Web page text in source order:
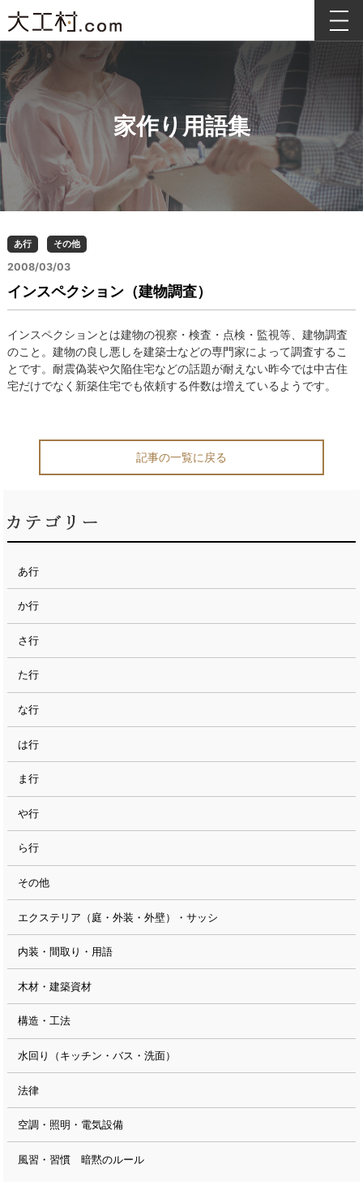
家作り用語集
あ行 その他
2008/03/03
インスペクション（建物調査）
インスペクションとは建物の視察・検査・点検・監視等、建物調査
のこと。建物の良し悪しを建築士などの専門家によって調査するこ
とです。耐震偽装や欠陥住宅などの話題が耐えない昨今では中古住
宅だけでなく新築住宅でも依頼する件数は増えているようです。
記事の一覧に戻る
あ行
か行
さ行
た行
な行
は行
ま行
や行
ら行
その他
エクステリア（庭・外装・外壁）・サッシ
内装・間取り・用語
木材・建築資材
構造・工法
水回り（キッチン・バス・洗面）
法律
空調・照明・電気設備
風習・習慣 暗黙のルール